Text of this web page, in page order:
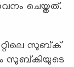
ചെയ്തത്.
സുബ്ക്
സുബ്കിയുടെ